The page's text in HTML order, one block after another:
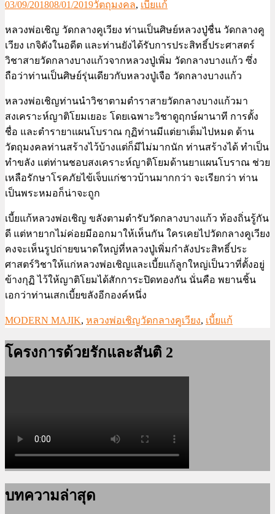
03/09/201808/01/2019วัตถุมงคล, เบี้ยแก้
หลวงพ่อเชิญ วัดกลางคูเวียง ท่านเป็นศิษย์หลวงปู่ชื่น วัดกลางคู
เวียง เกจิดังในอดีต และท่านยังได้รับการประสิทธิ์ประศาสตร์
วิชาสายวัดกลางบางแก้วจากหลวงปู่เพิ่ม วัดกลางบางแก้ว ซึ่ง
ถือว่าท่านเป็นศิษย์รุ่นเดียวกับหลวงปู่เจือ วัดกลางบางแก้ว
หลวงพ่อเชิญท่านนำวิชาตามตำราสายวัดกลางบางแก้วมา
สงเคราะห์ญาติโยมเยอะ โดยเฉพาะวิชาดูฤกษ์ผานาที การตั้ง
ชื่อ และตำรายาแผนโบราณ กุฏิท่านมีแต่ยาเต็มไปหมด ด้าน
วัตถุมงคลท่านสร้างไว้บ้างแต่ก็มีไม่มากนัก ท่านสร้างได้ ทำเป็น
ทำขลัง แต่ท่านชอบสงเคราะห์ญาติโยมด้านยาแผนโบราณ ช่วย
เหลือรักษาโรคภัยไข้เจ็บแก่ชาวบ้านมากกว่า จะเรียกว่า ท่าน
เป็นพระหมอก็น่าจะถูก
เบี้ยแก้หลวงพ่อเชิญ ขลังตามตำรับวัดกลางบางแก้ว ท้องถิ่นรู้กัน
ดี แต่หายากไม่ค่อยมีออกมาให้เห็นกัน ใครเคยไปวัดกลางคูเวียง
คงจะเห็นรูปถ่ายขนาดใหญ่ที่หลวงปู่เพิ่มกำลังประสิทธิ์ประ
ศาสตร์วิชาให้แก่หลวงพ่อเชิญและเบี้ยแก้ลูกใหญ่เป็นวาที่ตั้งอยู่
ข้างกุฏิ ไว้ให้ญาติโยมได้สักการะปิดทองกัน นั่นคือ พยานชิ้น
เอกว่าท่านเสกเบี้ยขลังอีกองค์หนึ่ง
MODERN MAJIK, หลวงพ่อเชิญวัดกลางคูเวียง, เบี้ยแก้
โครงการด้วยรักและสันติ 2
บทความล่าสุด